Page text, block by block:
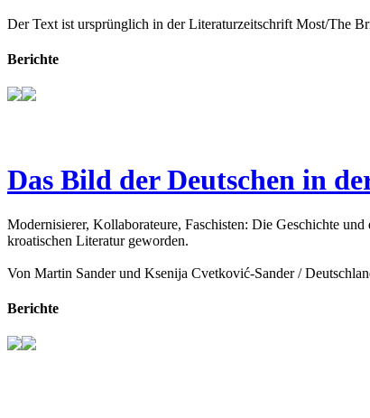
Der Text ist ursprünglich in der Literaturzeitschrift Most/The
Berichte
Das Bild der Deutschen in
Modernisierer, Kollaborateure, Faschisten: Die Geschichte
kroatischen Literatur geworden.
Von Martin Sander und Ksenija Cvetković-Sander /
Berichte